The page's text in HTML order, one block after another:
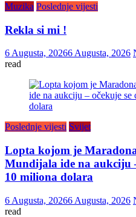
Muzika Poslednje vijesti
Rekla si mi !
6 Augusta, 20266 Augusta, 2026
read
Poslednje vijesti Svijet
Lopta kojom je
Mundijala ide na aukciju
10 miliona dolara
6 Augusta, 20266 Augusta, 2026
read